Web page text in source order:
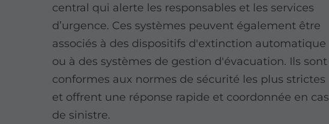
central qui alerte les responsables et les services
d’urgence. Ces systèmes peuvent également être
associés à des dispositifs d'extinction automatique
ou à des systèmes de gestion d'évacuation. Ils sont
conformes aux normes de sécurité les plus strictes
et offrent une réponse rapide et coordonnée en cas
de sinistre.